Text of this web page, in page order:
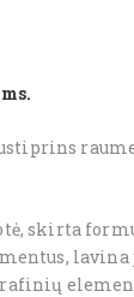
skirta
lavina